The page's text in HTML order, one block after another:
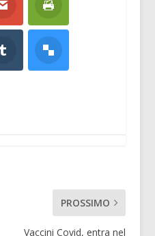
PROSSIMO
Vaccini Covid, entra nel